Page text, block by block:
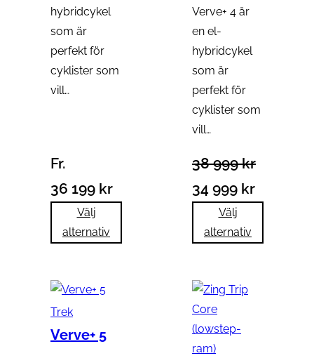
hybridcykel
som är
perfekt för
cyklister som
vill…
Fr.
36 199 kr
Välj
alternativ
Verve+ 4 är
en el-
hybridcykel
som är
perfekt för
cyklister som
vill…
38 999kr
Det
ursprungliga
priset
38
999 kr.
34 999 krDet
priset
Välj
alternativ
Trek
Verve+ 5